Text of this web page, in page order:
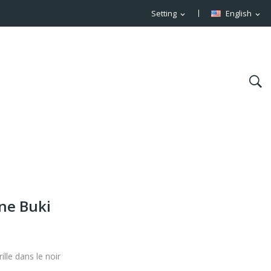
English expand_more
Setting expand_more
Buki
dans le noir